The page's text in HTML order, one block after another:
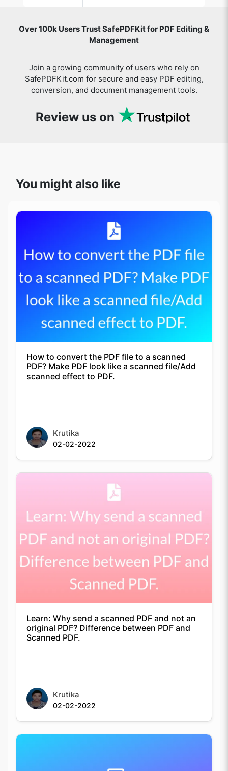
Over 100k Users Trust SafePDFKit for PDF Editing &
Management
Join a growing community of users who rely on
SafePDFKit.com for secure and easy PDF editing,
conversion, and document management tools.
Review us on
You might also like
How to convert the PDF file to a scanned
PDF? Make PDF look like a scanned file/Add
scanned effect to PDF.
Krutika
02-02-2022
Learn: Why send a scanned PDF and not an
original PDF? Difference between PDF and
Scanned PDF.
Krutika
02-02-2022